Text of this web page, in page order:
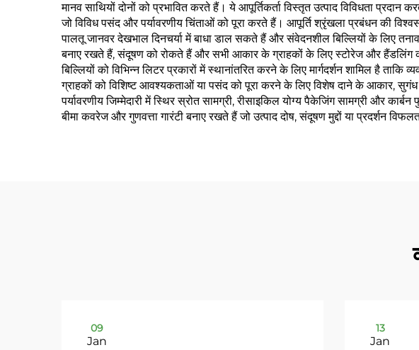
मानव साथियों दोनों को प्रभावित करते हैं। ये आपूर्तिकर्ता विस्तृत उत्पाद विविधता
जो विविध पसंद और पर्यावरणीय चिंताओं को पूरा करते हैं। आपूर्ति श्रृंखला प्रबंधन की
पालतू जानवर देखभाल दिनचर्या में बाधा डाल सकते हैं और संवेदनशील बिल्लियों के लिए
बनाए रखते हैं, संदूषण को रोकते हैं और सभी आकार के ग्राहकों के लिए स्टोरेज और हैंडलिंग
बिल्लियों को विभिन्न लिटर प्रकारों में स्थानांतरित करने के लिए मार्गदर्शन शामिल है
ग्राहकों को विशिष्ट आवश्यकताओं या पसंद को पूरा करने के लिए विशेष दाने के आकार, सुगंध
पर्यावरणीय जिम्मेदारी में स्थिर स्रोत सामग्री, रीसाइकिल योग्य पैकेजिंग सामग्री और
बीमा कवरेज और गुणवत्ता गारंटी बनाए रखते हैं जो उत्पाद दोष, संदूषण मुद्दों या प्रदर्शन
09
Jan
13
Jan